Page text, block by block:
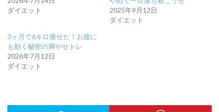
ダイエット
2025年9月12日
ダイエット
3ヶ月で6キロ痩せた！お腹に
も効く秘密の脚やせトレ
2026年7月12日
ダイエット